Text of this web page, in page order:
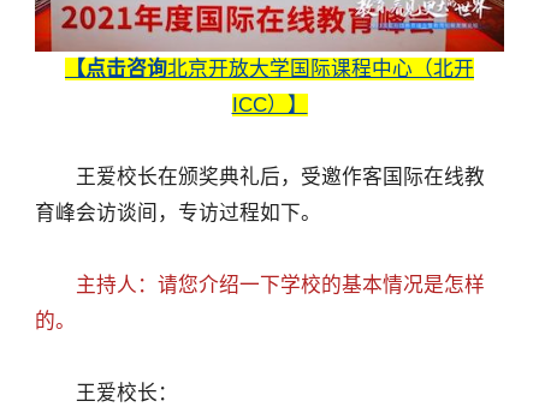
【点击咨询北京开放大学国际课程中心（北开
ICC）】
王爱校长在颁奖典礼后，受邀作客国际在线教
育峰会访谈间，专访过程如下。
主持人：请您介绍一下学校的基本情况是怎样
的。
王爱校长：